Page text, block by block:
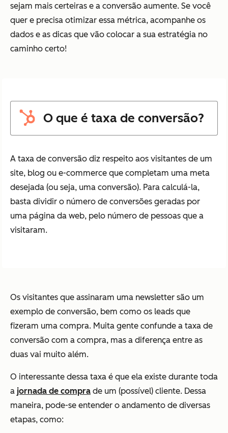
sejam mais certeiras e a conversão aumente. Se você
quer e precisa otimizar essa métrica, acompanhe os
dados e as dicas que vão colocar a sua estratégia no
caminho certo!
O que é taxa de conversão?
A taxa de conversão diz respeito aos visitantes de um
site, blog ou e-commerce que completam uma meta
desejada (ou seja, uma conversão). Para calculá-la,
basta dividir o número de conversões geradas por
uma página da web, pelo número de pessoas que a
visitaram.
Os visitantes que assinaram uma newsletter são um
exemplo de conversão, bem como os leads que
fizeram uma compra. Muita gente confunde a taxa de
conversão com a compra, mas a diferença entre as
duas vai muito além.
O interessante dessa taxa é que ela existe durante toda
a jornada de compra de um (possível) cliente. Dessa
maneira, pode-se entender o andamento de diversas
etapas, como: